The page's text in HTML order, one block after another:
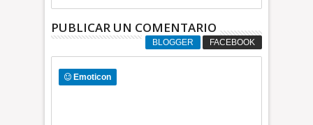
PUBLICAR UN COMENTARIO
BLOGGER FACEBOOK
Emoticon